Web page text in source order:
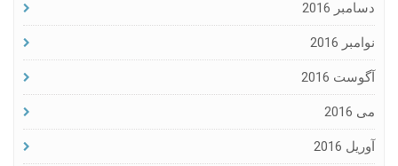
دسامبر 2016
نوامبر 2016
آگوست 2016
می 2016
آوریل 2016